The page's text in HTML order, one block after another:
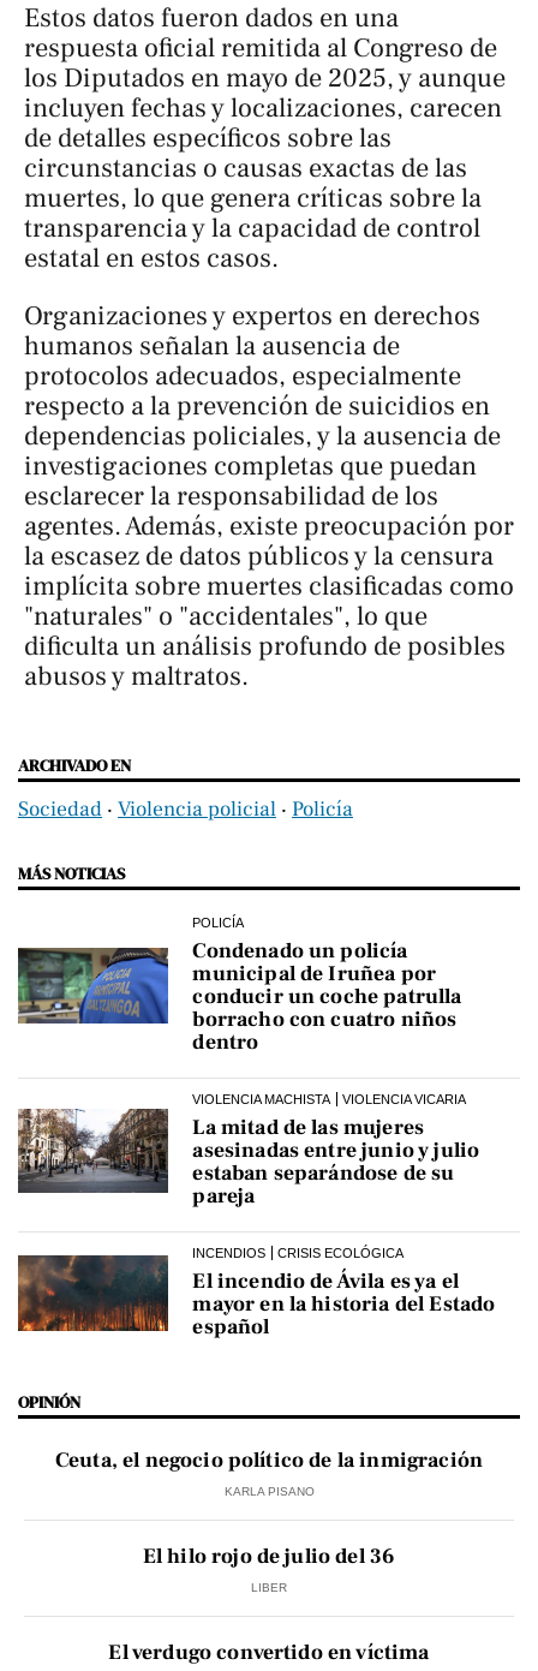
Estos datos fueron dados en una
respuesta oficial remitida al Congreso de
los Diputados en mayo de 2025, y aunque
incluyen fechas y localizaciones, carecen
de detalles específicos sobre las
circunstancias o causas exactas de las
muertes, lo que genera críticas sobre la
transparencia y la capacidad de control
estatal en estos casos.
Organizaciones y expertos en derechos
humanos señalan la ausencia de
protocolos adecuados, especialmente
respecto a la prevención de suicidios en
dependencias policiales, y la ausencia de
investigaciones completas que puedan
esclarecer la responsabilidad de los
agentes. Además, existe preocupación por
la escasez de datos públicos y la censura
implícita sobre muertes clasificadas como
"naturales" o "accidentales", lo que
dificulta un análisis profundo de posibles
abusos y maltratos.
ARCHIVADO EN
Sociedad ‧ Violencia policial ‧ Policía
MÁS NOTICIAS
POLICÍA
Condenado un policía
municipal de Iruñea por
conducir un coche patrulla
borracho con cuatro niños
dentro
VIOLENCIA MACHISTA VIOLENCIA VICARIA
La mitad de las mujeres
asesinadas entre junio y julio
estaban separándose de su
pareja
INCENDIOS CRISIS ECOLÓGICA
El incendio de Ávila es ya el
mayor en la historia del Estado
español
OPINIÓN
Ceuta, el negocio político de la inmigración
KARLA PISANO
El hilo rojo de julio del 36
LIBER
El verdugo convertido en víctima